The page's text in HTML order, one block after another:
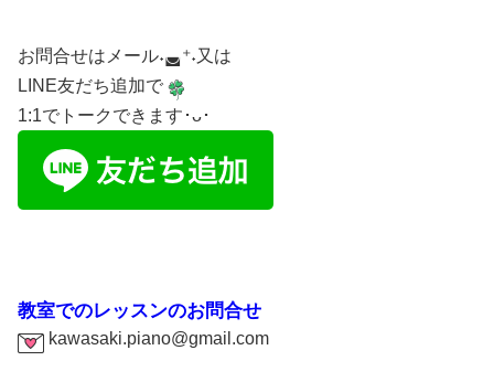
お問合せはメール˖◛⁺˖又は
LINE友だち追加で
1:1でトークできます･ᴗ･
教室でのレッスンのお問合せ
kawasaki.piano@gmail.com